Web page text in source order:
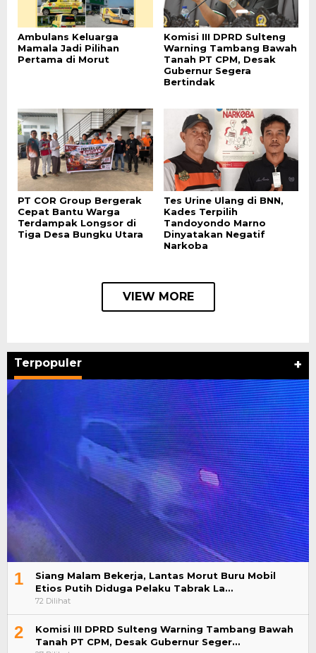
Ambulans Keluarga
Mamala Jadi Pilihan
Pertama di Morut
Komisi III DPRD Sulteng
Warning Tambang Bawah
Tanah PT CPM, Desak
Gubernur Segera
Bertindak
PT COR Group Bergerak
Cepat Bantu Warga
Terdampak Longsor di
Tiga Desa Bungku Utara
Tes Urine Ulang di BNN,
Kades Terpilih
Tandoyondo Marno
Dinyatakan Negatif
Narkoba
VIEW MORE
Terpopuler +
1
Siang Malam Bekerja, Lantas Morut Buru Mobil
Etios Putih Diduga Pelaku Tabrak La…
72 Dilihat
2
Komisi III DPRD Sulteng Warning Tambang Bawah
Tanah PT CPM, Desak Gubernur Seger…